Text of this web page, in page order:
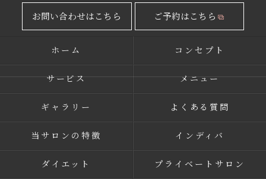
お問い合わせはこちら ご予約はこちら
ホーム コンセプト
サービス メニュー
ギャラリー よくある質問
当サロンの特徴 インディバ
ダイエット プライベートサロン